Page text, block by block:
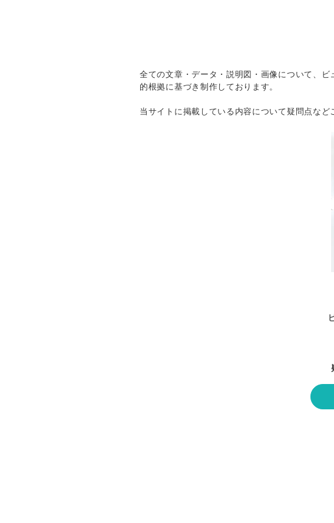
全ての文章・データ・説明図・画像について、
的根拠に基づき制作しております。
当サイトに掲載している内容について疑問点な